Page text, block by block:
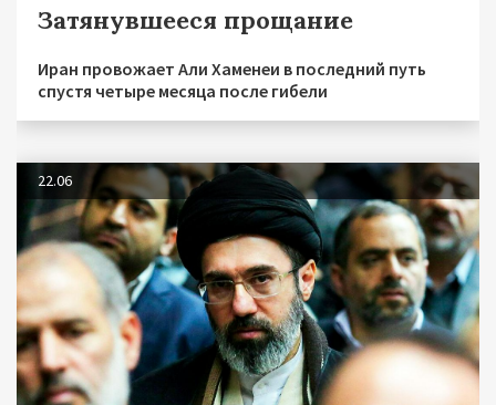
Затянувшееся прощание
Иран провожает Али Хаменеи в последний путь
спустя четыре месяца после гибели
22.06